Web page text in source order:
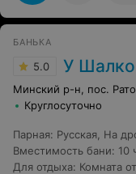
Бассейн
не встречала такого
прекрасное место!!!
нас, когда мы долго
уезжать)))!!!
БАНЬКА
5.0 У
Минский р-н, пос.
Круглосуточно
Парная: Русская На
Вместимость бани: 10
Для отдыха: Комната